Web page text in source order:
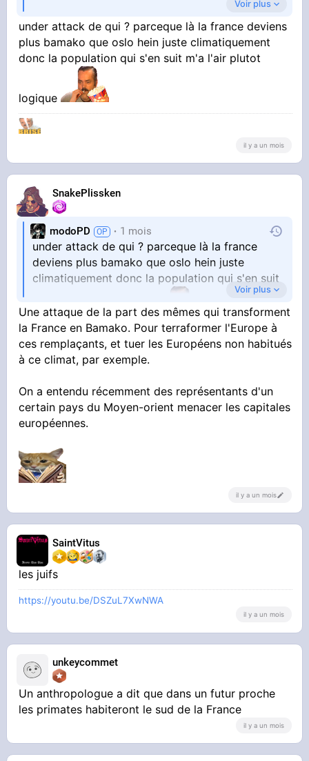
Voir plus
under attack de qui ? parceque là la france deviens
plus bamako que oslo hein juste climatiquement
donc la population qui s'en suit m'a l'air plutot
logique
il y a un mois
SnakePlissken
modoPD 1 mois
under attack de qui ? parceque là la france
deviens plus bamako que oslo hein juste
climatiquement donc la population qui s'en suit
m'a l'air plutot logique
Voir plus
Une attaque de la part des mêmes qui transforment
la France en Bamako. Pour terraformer l'Europe à
ces remplaçants, et tuer les Européens non habitués
à ce climat, par exemple.
On a entendu récemment des représentants d'un
certain pays du Moyen-orient menacer les capitales
européennes.
il y a un mois
SaintVitus
les juifs
https://youtu.be/DSZuL7XwNWA
il y a un mois
unkeycommet
Un anthropologue a dit que dans un futur proche
les primates habiteront le sud de la France
il y a un mois